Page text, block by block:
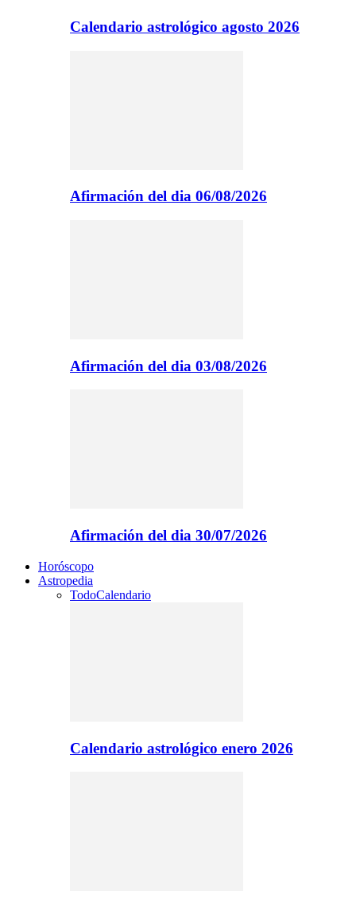
Calendario astrológico agosto 2026
Afirmación del dia 06/08/2026
Afirmación del dia 03/08/2026
Afirmación del dia 30/07/2026
Horóscopo
Astropedia
TodoCalendario
Calendario astrológico enero 2026